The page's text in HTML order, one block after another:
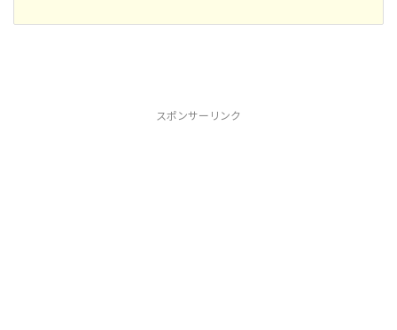
スポンサーリンク